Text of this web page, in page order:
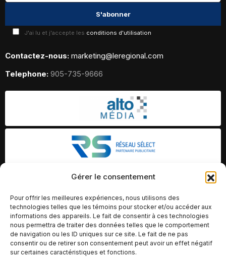
Gérer le consentement
Pour offrir les meilleures expériences, nous utilisons des
technologies telles que les témoins pour stocker et/ou accéder aux
informations des appareils. Le fait de consentir à ces technologies
nous permettra de traiter des données telles que le comportement
de navigation ou les ID uniques sur ce site. Le fait de ne pas
consentir ou de retirer son consentement peut avoir un effet négatif
sur certaines caractéristiques et fonctions.
J'ai lu et j'accepte les conditions d'utilisation
Contactez-nous: marketing@leregional.com
Telephone: 905-735-9666